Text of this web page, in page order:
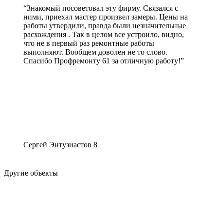
“Знакомый посоветовал эту фирму. Связался с
ними, приехал мастер произвел замеры. Цены на
работы утвердили, правда были незначительные
расхождения . Так в целом все устроило, видно,
что не в первый раз ремонтные работы
выполняют. Вообщем доволен не то слово.
Спасибо Профремонту 61 за отличную работу!”
Сергей Энтузиастов 8
Другие объекты